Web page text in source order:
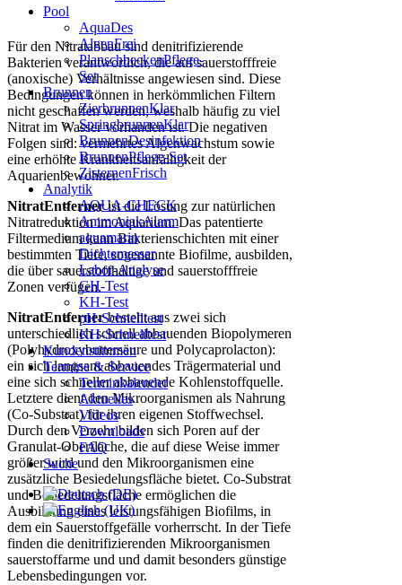
Pool
AquaDes
AlgenFrei
PlanschbeckenPflege-
Set
Brunnen
ZierbrunnenKlar
SpringbrunnenKlar
BrunnenDesinfektion
BrunnenPflege-Set
ZisternenFrisch
Analytik
AQUA-CHECK
AmmoniakAlarm
aquamarin
Dichtemesser
Labor-Analyse
GH-Test
KH-Test
pH-Schnelltest
KH-Schnelltest
Kundenstimmen
Termine & Service
Terminkalender
Aktuelles
Videos
Downloads
FAQ
Suche
Für den Nitratabbau sind denitrifizierende
Bakterien verantwortlich, die auf sauerstofffreie
(anoxische) Verhältnisse angewiesen sind. Diese
Bedingungen können in herkömmlichen Filtern
nicht geschaffen werden, weshalb häufig zu viel
Nitrat im Wasser vorhanden ist. Die negativen
Folgen sind: vermehrtes Algenwachstum sowie
eine erhöhte Krankheitsanfälligkeit der
Aquarienbewohner.
NitratEntfernerist die Lösung zur natürlichen
Nitratreduktion im Aquarium. Das patentierte
Filtermedium kann Bakterienschichten mit einer
bestimmten Tiefe, sogenannte Biofilme, ausbilden,
die über sauerstoffhaltige und sauerstofffreie
Zonen verfügen.
NitratEntfernerbesteht aus zwei sich
unterschiedlich schnell abbauenden Biopolymeren
(Polyhydroxybuttersäure und Polycaprolacton):
ein sich langsam abbauendes Trägermaterial und
eine sich schneller abbauende Kohlenstoffquelle.
Letztere dient den Mikroorganismen als Nahrung
(Co-Substrat) für ihren eigenen Stoffwechsel.
Durch den Verzehr bilden sich Poren auf der
Granulat-Oberfläche, die auf diese Weise immer
größer wird und den Mikroorganismen eine
zusätzliche Besiedelungsfläche bietet. Co-Substrat
und Besiedelungsfläche ermöglichen die
Ausbildung eines leistungsfähigen Biofilms, in
dem ein Sauerstoffgefälle vorherrscht. In der Tiefe
finden die denitrifizierenden Mikroorganismen
sauerstoffarme und und damit besonders günstige
Lebensbedingungen vor.